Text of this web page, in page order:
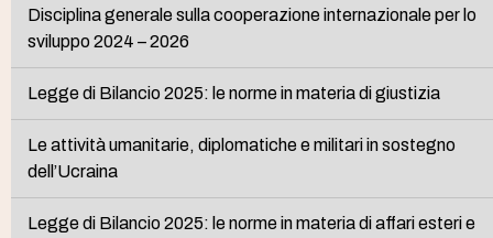
Disciplina generale sulla cooperazione internazionale per lo
sviluppo 2024 – 2026
Legge di Bilancio 2025: le norme in materia di giustizia
Le attività umanitarie, diplomatiche e militari in sostegno
dell’Ucraina
Legge di Bilancio 2025: le norme in materia di affari esteri e